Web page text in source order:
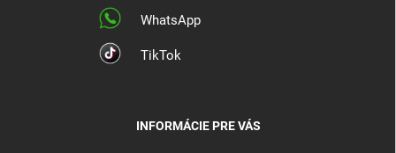
WhatsApp
TikTok
INFORMÁCIE PRE VÁS